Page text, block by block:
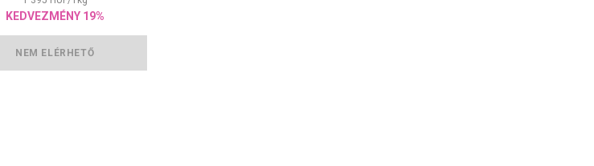
KEDVEZMÉNY 19%
NEM ELÉRHETŐ